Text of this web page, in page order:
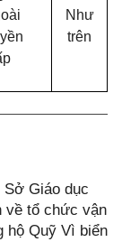
Như
trên
Giáo dục
về tổ chức vận
hộ Quỹ Vì biển